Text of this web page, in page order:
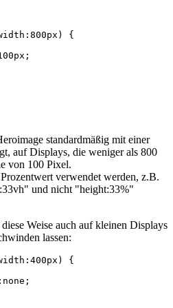
{
standardmäßig mit einer
auf Displays, die weniger als 800
von 100 Pixel.
verwendet werden, z.B.
und nicht "height:33%"
Weise auch auf kleinen Displays
lassen:
{